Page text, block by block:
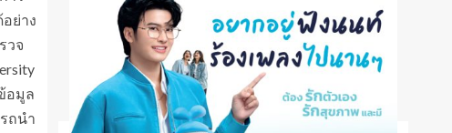
ย่าง
วจ
อมูล
ถนำ